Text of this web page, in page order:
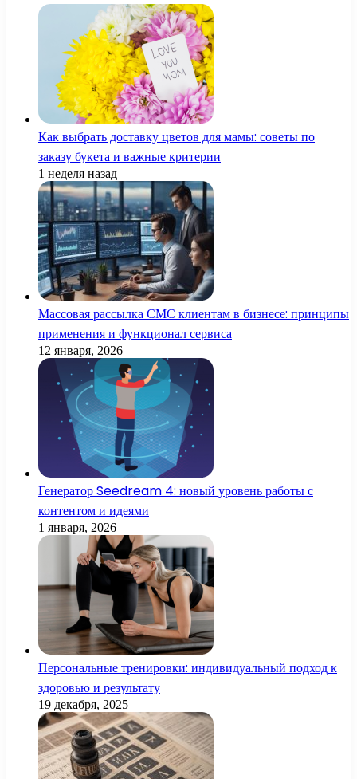
Как выбрать доставку цветов для мамы: советы по
заказу букета и важные критерии
1 неделя назад
Массовая рассылка СМС клиентам в бизнесе: принципы
применения и функционал сервиса
12 января, 2026
Генератор Seedream 4: новый уровень работы с
контентом и идеями
1 января, 2026
Персональные тренировки: индивидуальный подход к
здоровью и результату
19 декабря, 2025